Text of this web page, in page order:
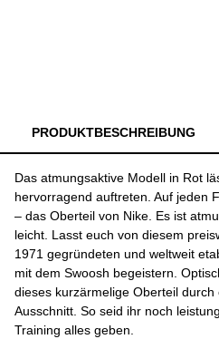
PRODUKTBESCHREIBUNG
Das atmungsaktive Modell in Rot
hervorragend auftreten. Auf jeden
– das Oberteil von Nike. Es ist
leicht. Lasst euch von diesem
1971 gegründeten und weltweit
mit dem Swoosh begeistern.
dieses kurzärmelige Oberteil
Ausschnitt. So seid ihr noch
Training alles geben.